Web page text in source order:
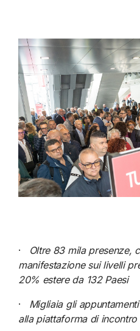
·
Oltre 83 mila presenze,
manifestazione sui livelli
20% estere da 132 Paesi
· Migliaia gli
alla piattaforma di